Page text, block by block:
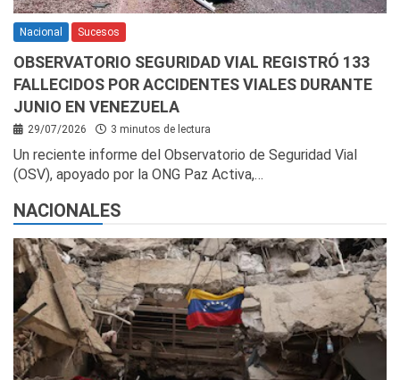
Nacional Sucesos
OBSERVATORIO SEGURIDAD VIAL REGISTRÓ 133
FALLECIDOS POR ACCIDENTES VIALES DURANTE
JUNIO EN VENEZUELA
29/07/2026 3 minutos de lectura
Un reciente informe del Observatorio de Seguridad Vial
(OSV), apoyado por la ONG Paz Activa,…
NACIONALES